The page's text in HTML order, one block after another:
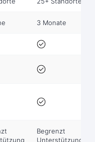
3 Monate
Begrenzt
Unterstützung